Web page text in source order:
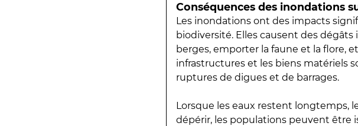
Conséquences des inondations
Les inondations ont des impacts
biodiversité. Elles causent des
berges, emporter la faune et la flore,
infrastructures et les biens matériels
ruptures de digues et de barrages.
Lorsque les eaux restent longtemps,
dépérir, les populations peuvent être